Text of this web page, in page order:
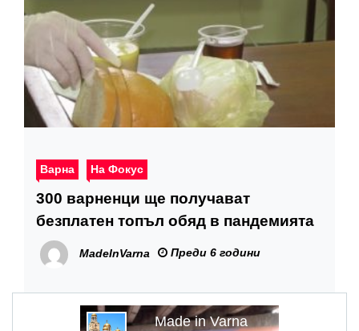
Варна На Фокус
300 варненци ще получават
безплатен топъл обяд в пандемията
MadeInVarna Преди 6 години
Made in Varna